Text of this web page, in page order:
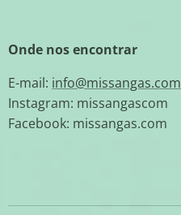
Onde nos encontrar
E-mail: info@missangas.com
Instagram: missangascom
Facebook: missangas.com